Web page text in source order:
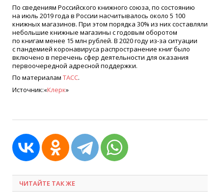
По сведениям Российского книжного союза, по состоянию
на июль 2019 года в России насчитывалось около 5 100
книжных магазинов. При этом порядка 30% из них составляли
небольшие книжные магазины с годовым оборотом
по книгам менее 15 млн рублей. В 2020 году из-за ситуации
с пандемией коронавируса распространение книг было
включено в перечень сфер деятельности для оказания
первоочередной адресной поддержки.
По материалам ТАСС.
Источник:«Клерк»
ЧИТАЙТЕ ТАК ЖЕ